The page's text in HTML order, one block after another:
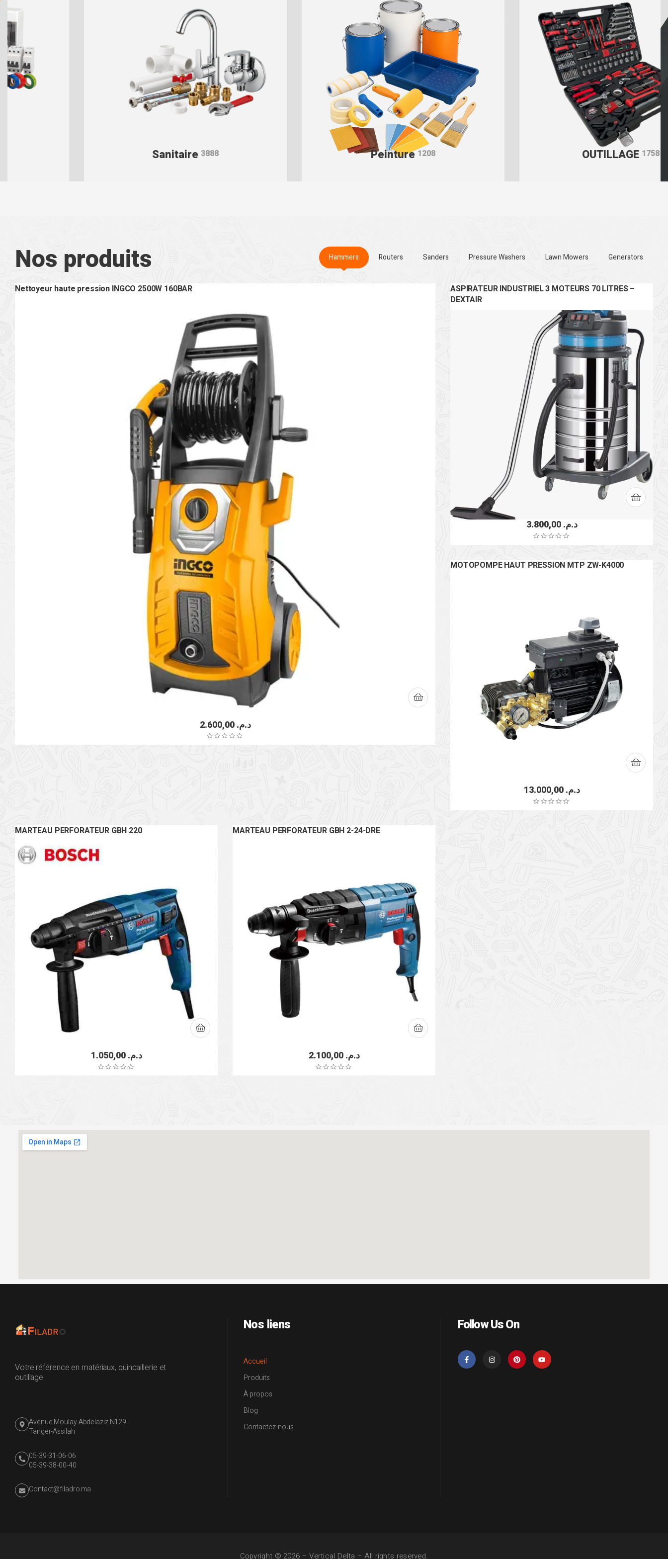
Peinture1208 1758
Nos produits Hammers Routers Sanders Pressure Washers Lawn Mowers Generators
Nettoyeur haute pression INGCO 2500W 160BAR
د.م.2.600,00
ASPIRATEUR INDUSTRIEL 3 MOTEURS 70 LITRES –
DEXTAIR
د.م.3.800,00
MOTOPOMPE HAUT PRESSION MTP ZW-K4000
د.م.13.000,00
MARTEAU PERFORATEUR GBH 220
د.م.1.050,00
MARTEAU PERFORATEUR GBH 2-24-DRE
د.م.2.100,00
Votre référence en matériaux, quincaillerie et
outillage.
Avenue Moulay Abdelaziz N129 -
Tanger-Assilah
05-39-31-06-06
05-39-38-00-40
Contact@filadro.ma
Nos liens
Accueil
Produits
À propos
Blog
Contactez-nous
Follow Us On
Copyright © 2026 –Vertical Delta – All rights reserved.